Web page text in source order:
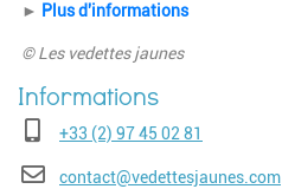
► Plus d'informations
© Les vedettes jaunes
Téléphone+33 (2) 97 45 02 81
E-mailcontact@vedettesjaunes.com